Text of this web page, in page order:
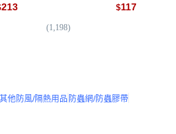
213
(1,198)
$117
其他防風/隔熱用品 防蟲網/防蟲膠帶